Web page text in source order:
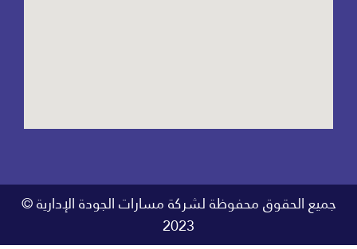
جميع الحقوق محفوظة لشركة مسارات الجودة الإدارية ©
2023